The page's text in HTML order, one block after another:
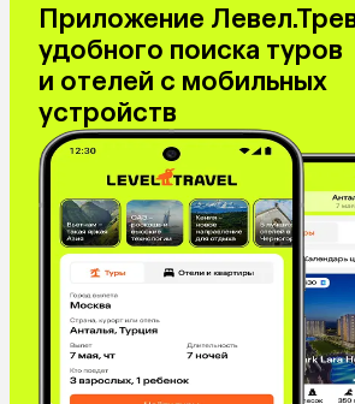
Приложение
удобного поиска туров
и отелей с мобильных
устройств